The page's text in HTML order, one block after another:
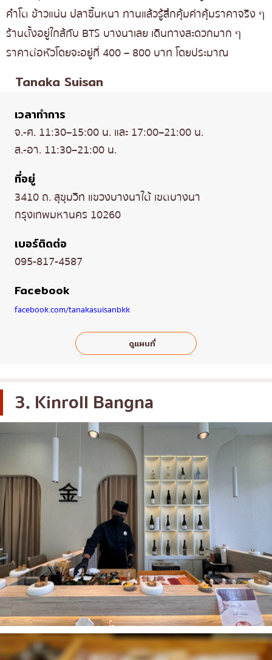
คำโต ข้าวแน่น ปลาชิ้นหนา ทานแล้วรู้สึกคุ้มค่าคุ้มราคาจริง ๆ
ร้านตั้งอยู่ใกล้กับ BTS บางนาเลย เดินทางสะดวกมาก ๆ
ราคาต่อหัวโดยจะอยู่ที่ 400 – 800 บาท โดยประมาณ
Tanaka Suisan
เวลาทำการ
จ.-ศ. 11:30–15:00 น. และ 17:00–21:00 น.
ส.-อา. 11:30–21:00 น.
ที่อยู่
3410 ถ. สุขุมวิท แขวงบางนาใต้ เขตบางนา
กรุงเทพมหานคร 10260
เบอร์ติดต่อ
095-817-4587
Facebook
facebook.com/tanakasuisanbkk
ดูแผนที่
3. Kinroll Bangna